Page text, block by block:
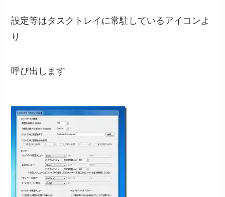
設定等はタスクトレイに常駐しているアイコンよ
り
呼び出します